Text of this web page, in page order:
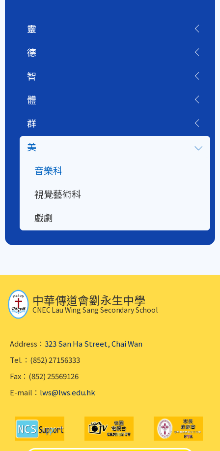
靈
德
智
體
群
美
音樂科
視覺藝術科
戲劇
中華傳道會劉永生中學
CNEC Lau Wing Sang Secondary School
Address： 323 San Ha Street, Chai Wan
Tel.：(852) 27156333
Fax：(852) 25569126
E-mail： lws@lws.edu.hk